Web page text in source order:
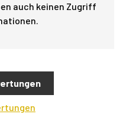
auch keinen Zugriff